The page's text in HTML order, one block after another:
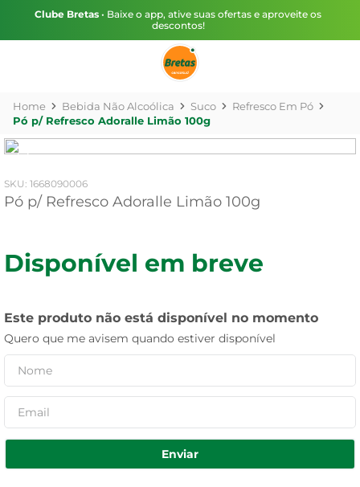
Clube Bretas • Baixe o app, ative suas ofertas e aproveite os
descontos!
Bebida Não Alcoólica Suco
Refresco Em Pó
Pó p/ Refresco Adoralle Limão 100g
: 1668090006
Pó p/ Refresco Adoralle Limão 100g
Disponível em breve
Este produto não está disponível no momento
Quero que me avisem quando estiver disponível
Enviar